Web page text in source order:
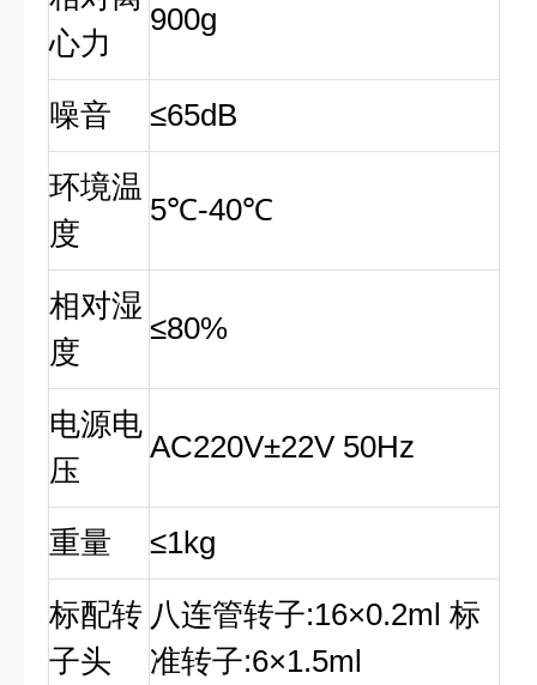
心力
900g
噪音
≤65dB
环境温
度
5℃-40℃
相对湿
度
≤80%
电源电
压
AC220V±22V 50Hz
重量
≤1kg
标配转
子头
八连管转子:16×0.2ml 标
准转子:6×1.5ml